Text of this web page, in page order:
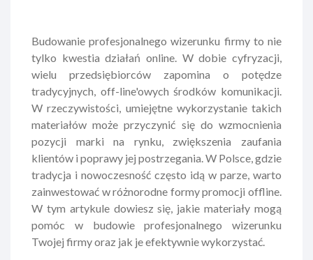
Budowanie profesjonalnego wizerunku firmy to nie
tylko kwestia działań online. W dobie cyfryzacji,
wielu przedsiębiorców zapomina o potędze
tradycyjnych, off-line'owych środków komunikacji.
W rzeczywistości, umiejętne wykorzystanie takich
materiałów może przyczynić się do wzmocnienia
pozycji marki na rynku, zwiększenia zaufania
klientów i poprawy jej postrzegania. W Polsce, gdzie
tradycja i nowoczesność często idą w parze, warto
zainwestować w różnorodne formy promocji offline.
W tym artykule dowiesz się, jakie materiały mogą
pomóc w budowie profesjonalnego wizerunku
Twojej firmy oraz jak je efektywnie wykorzystać.